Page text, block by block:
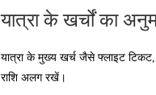
यात्रा के खर्चों का
यात्रा के मुख्य खर्च जैसे फ्लाइट
राशि अलग रखें।